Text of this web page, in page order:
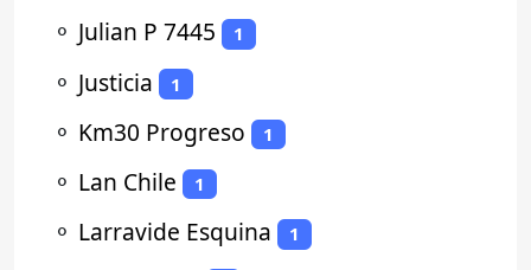
⚬ Julian P 7445 1
⚬ Justicia 1
⚬ Km30 Progreso 1
⚬ Lan Chile 1
⚬ Larravide Esquina 1